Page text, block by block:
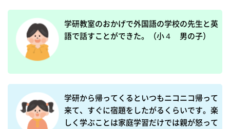
学研教室のおかげで外国語の学校の先生と英
語で話すことができた。（小４　男の子）
学研から帰ってくるといつもニコニコ帰って
来て、すぐに宿題をしたがるくらいです。楽
しく学ぶことは家庭学習だけでは親が怒って